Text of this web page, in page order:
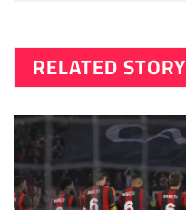
RELATED STORY